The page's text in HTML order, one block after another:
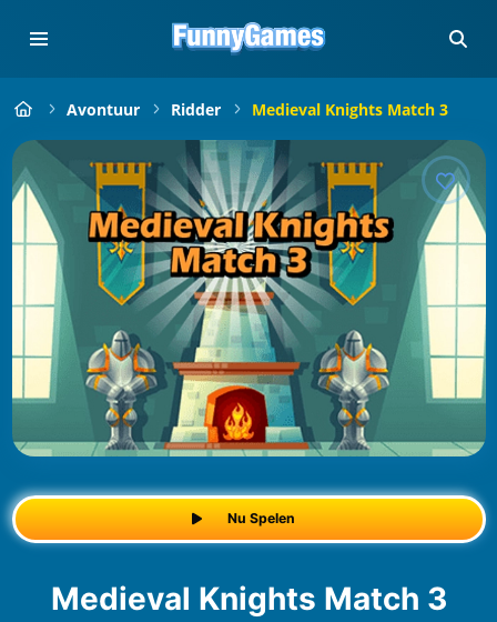
Avontuur Ridder Medieval Knights Match 3
Nu Spelen
Medieval Knights Match 3